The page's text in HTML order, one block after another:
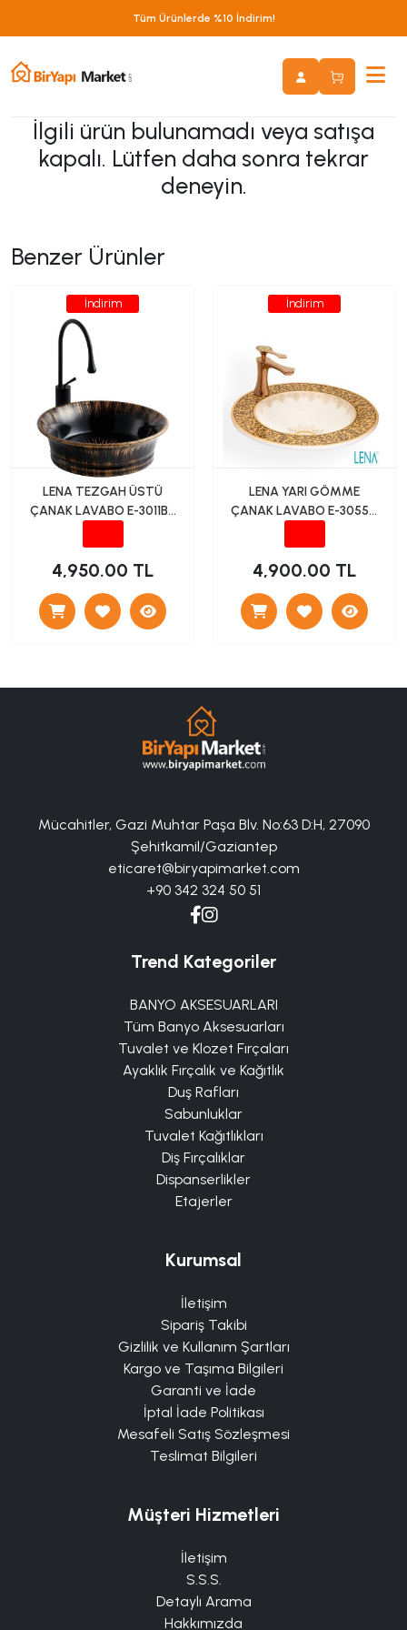
Tüm Ürünlerde %10 İndirim!
İlgili ürün bulunamadı veya satışa
kapalı. Lütfen daha sonra tekrar
deneyin.
Benzer Ürünler
İndirim
LENA TEZGAH ÜSTÜ
ÇANAK LAVABO E-3011BR
4,950.00 TL
İndirim
LENA YARI GÖMME
ÇANAK LAVABO E-3055A
4,900.00 TL
Mücahitler, Gazi Muhtar Paşa Blv. No:63 D:H, 27090
Şehitkamil/Gaziantep
eticaret@biryapimarket.com
+90 342 324 50 51
Trend Kategoriler
BANYO AKSESUARLARI
Tüm Banyo Aksesuarları
Tuvalet ve Klozet Fırçaları
Ayaklık Fırçalık ve Kağıtlık
Duş Rafları
Sabunluklar
Tuvalet Kağıtlıkları
Diş Fırçalıklar
Dispanserlikler
Etajerler
Kurumsal
İletişim
Sipariş Takibi
Gizlilik ve Kullanım Şartları
Kargo ve Taşıma Bilgileri
Garanti ve İade
İptal İade Politikası
Mesafeli Satış Sözleşmesi
Teslimat Bilgileri
Müşteri Hizmetleri
İletişim
S.S.S.
Detaylı Arama
Hakkımızda